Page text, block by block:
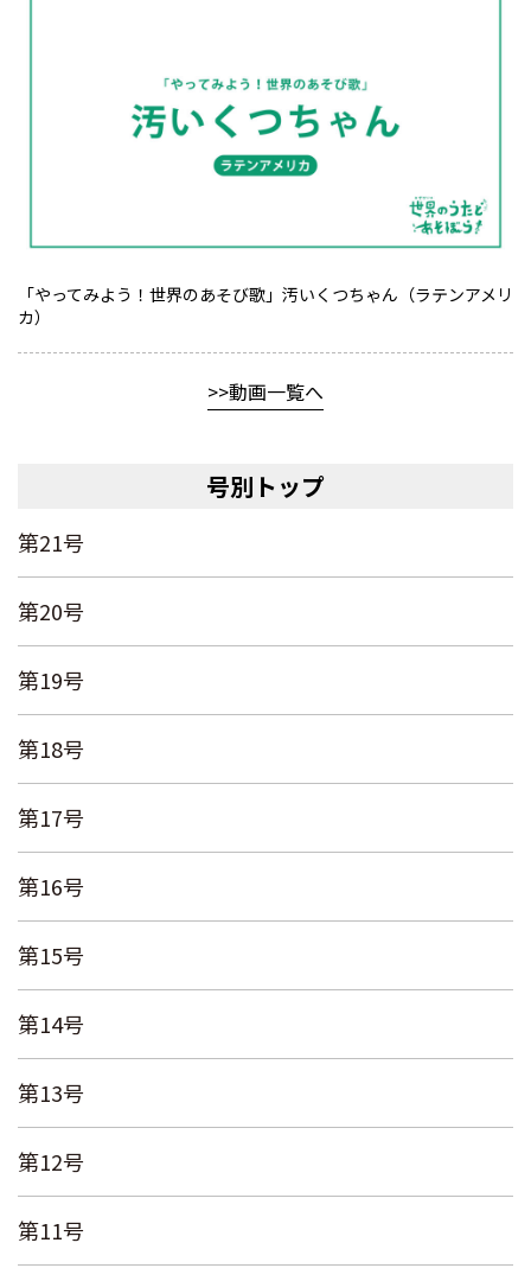
「やってみよう！世界のあそび歌」汚いくつちゃん（ラテンアメリ
カ）
動画一覧へ
号別トップ
第21号
第20号
第19号
第18号
第17号
第16号
第15号
第14号
第13号
第12号
第11号